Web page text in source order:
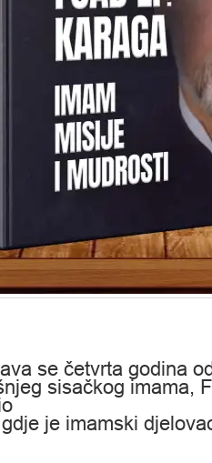
se četvrta godina
sisačkog imama,
je imamski